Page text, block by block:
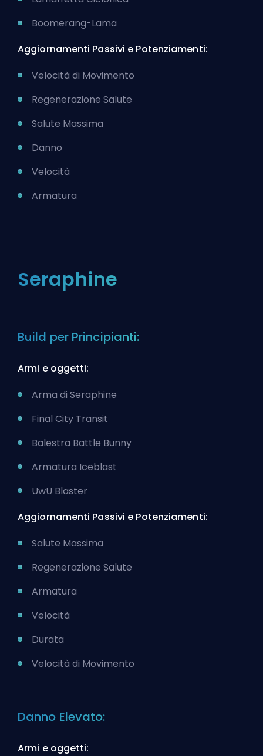
Boomerang-Lama
Aggiornamenti Passivi e Potenziamenti:
Velocità di Movimento
Regenerazione Salute
Salute Massima
Danno
Velocità
Armatura
Seraphine
Build per Principianti:
Armi e oggetti:
Arma di Seraphine
Final City Transit
Balestra Battle Bunny
Armatura Iceblast
UwU Blaster
Aggiornamenti Passivi e Potenziamenti:
Salute Massima
Regenerazione Salute
Armatura
Velocità
Durata
Velocità di Movimento
Danno Elevato:
Armi e oggetti: